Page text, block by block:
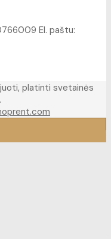
El. paštu:
platinti svetainės